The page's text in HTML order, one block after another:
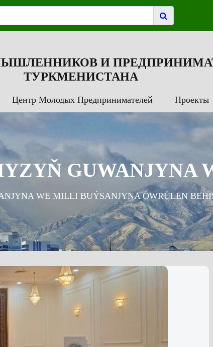
И
ТУРКМЕНИСТАНА
Центр Молодых Предпринимателей Проекты
GUWANJYNA
WE MILLI BUÝSANJYNA ÖWRÜLEN